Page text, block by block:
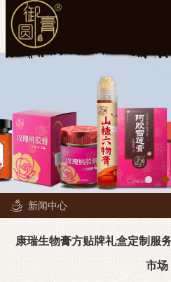
新闻中心
康瑞生物膏方贴牌礼盒定制服
市场